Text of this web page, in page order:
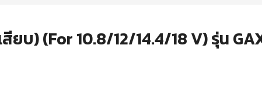
ยบ) (For 10.8/12/14.4/18 V) รุ่น